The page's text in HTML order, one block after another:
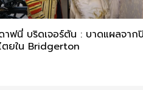
าฟนี่ บริดเจอร์ตัน : บาดแผลจาก
ตยใน Bridgerton